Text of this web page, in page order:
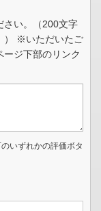
さい。（200文字
） ※いただいたご
ジ下部のリンク
いずれかの評価ボタ